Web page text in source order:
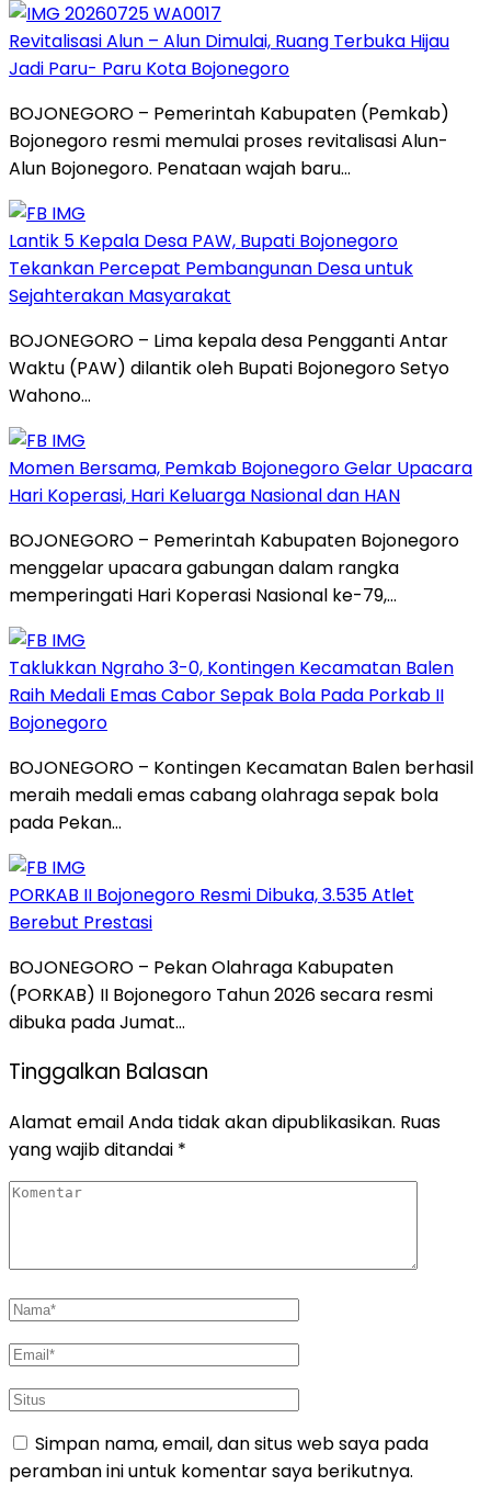
Revitalisasi Alun – Alun Dimulai, Ruang Terbuka Hijau
Jadi Paru- Paru Kota Bojonegoro
BOJONEGORO – Pemerintah Kabupaten (Pemkab)
Bojonegoro resmi memulai proses revitalisasi Alun-
Alun Bojonegoro. Penataan wajah baru…
Lantik 5 Kepala Desa PAW, Bupati Bojonegoro
Tekankan Percepat Pembangunan Desa untuk
Sejahterakan Masyarakat
BOJONEGORO – Lima kepala desa Pengganti Antar
Waktu (PAW) dilantik oleh Bupati Bojonegoro Setyo
Wahono…
Momen Bersama, Pemkab Bojonegoro Gelar Upacara
Hari Koperasi, Hari Keluarga Nasional dan HAN
BOJONEGORO – Pemerintah Kabupaten Bojonegoro
menggelar upacara gabungan dalam rangka
memperingati Hari Koperasi Nasional ke-79,…
Taklukkan Ngraho 3-0, Kontingen Kecamatan Balen
Raih Medali Emas Cabor Sepak Bola Pada Porkab II
Bojonegoro
BOJONEGORO – Kontingen Kecamatan Balen berhasil
meraih medali emas cabang olahraga sepak bola
pada Pekan…
PORKAB II Bojonegoro Resmi Dibuka, 3.535 Atlet
Berebut Prestasi
BOJONEGORO – Pekan Olahraga Kabupaten
(PORKAB) II Bojonegoro Tahun 2026 secara resmi
dibuka pada Jumat…
Tinggalkan Balasan
Alamat email Anda tidak akan dipublikasikan. Ruas
yang wajib ditandai *
Simpan nama, email, dan situs web saya pada
peramban ini untuk komentar saya berikutnya.